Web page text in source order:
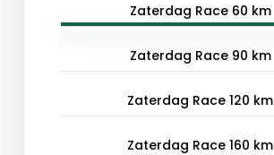
Zaterdag Race 60 km
Zaterdag Race 90 km
Zaterdag Race 120 km
Zaterdag Race 160 km